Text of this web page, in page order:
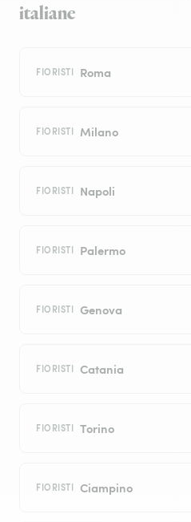
italiane
FIORISTI Roma
FIORISTI Milano
FIORISTI Napoli
FIORISTI Palermo
FIORISTI Genova
FIORISTI Catania
FIORISTI Torino
FIORISTI Ciampino